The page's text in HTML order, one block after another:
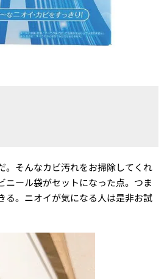
そんなカビ汚れをお掃除してくれ
ニール袋がセットになった点。つま
る。ニオイが気になる人は是非お試